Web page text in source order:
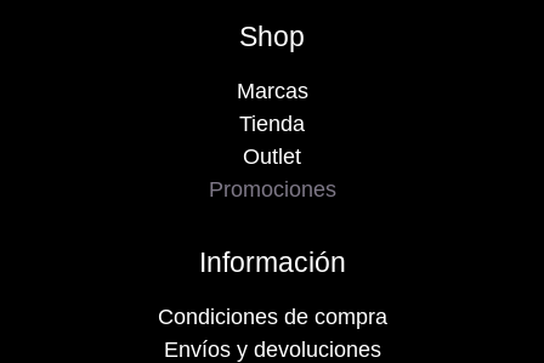
Shop
Marcas
Tienda
Outlet
Promociones
Información
Condiciones de compra
Envíos y devoluciones